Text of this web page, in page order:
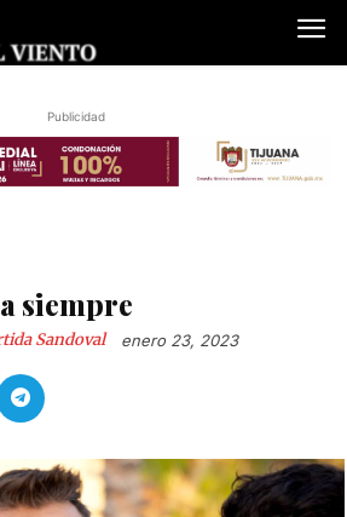
Publicidad
siempre
Sandoval enero 23, 2023